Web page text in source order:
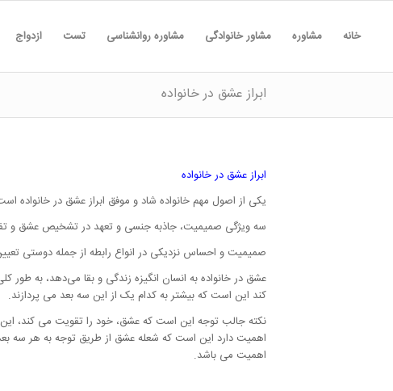
خانه مشاوره مشاور خانوادگی مشاوره روانشناسی تست ازدواج
ابراز عشق در خانواده
ابراز عشق در خانواده
یکی از اصول مهم خانواده شاد و موفق ابراز عشق در خانواده
سه ویژگی صمیمیت، جاذبه جنسی و تعهد در تشخیص عشق و
صمیمیت و احساس نزدیکی در انواع رابطه از جمله دوستی
عشق در خانواده به انسان انگیزه زندگی و بقا می‌دهد، به
کند این است که بیشتر به کدام یک از این سه بعد می پردازند.
نکته جالب توجه این است که عشق، خود را تقویت می کند،
اهمیت دارد این است که شعله عشق از طریق توجه به هر سه
اهمیت می باشد.